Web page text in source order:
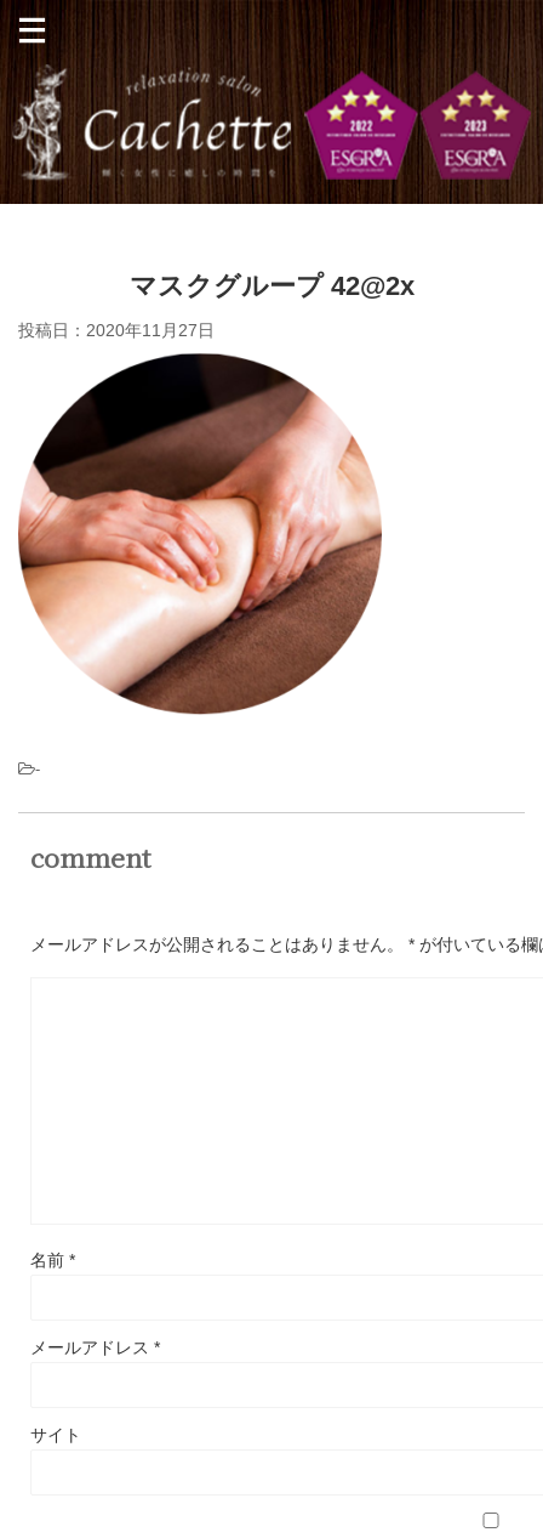
マスクグループ 42@2x
投稿日： 2020年11月27日
-
comment
メールアドレスが公開されることはありません。 * が付いている
名前 *
メールアドレス *
サイト